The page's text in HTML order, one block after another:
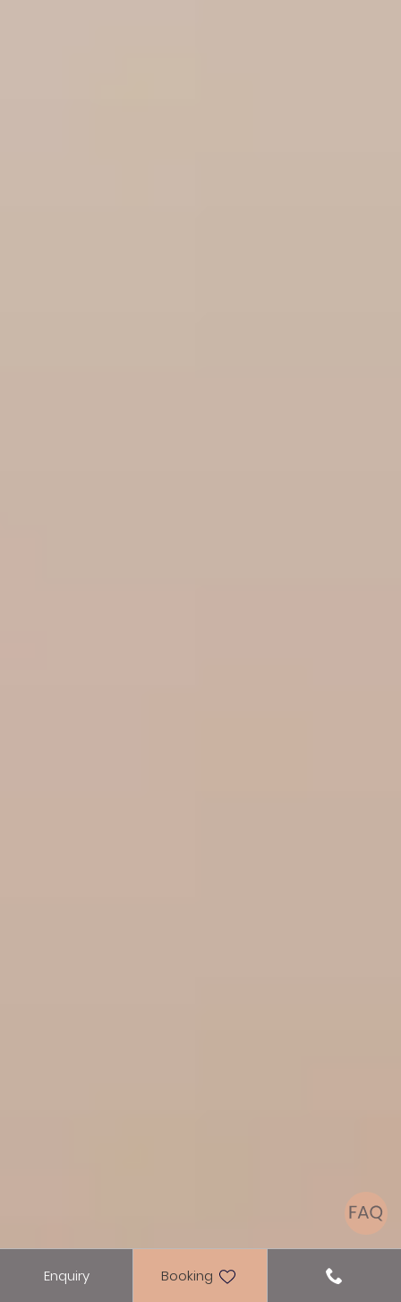
Enquiry Booking